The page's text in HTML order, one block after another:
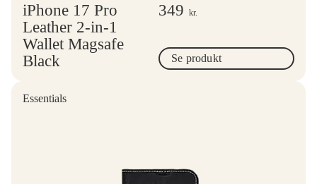
iPhone 17 Pro
Leather 2-in-1
Wallet Magsafe
Black
349 kr.
Se produkt
Essentials